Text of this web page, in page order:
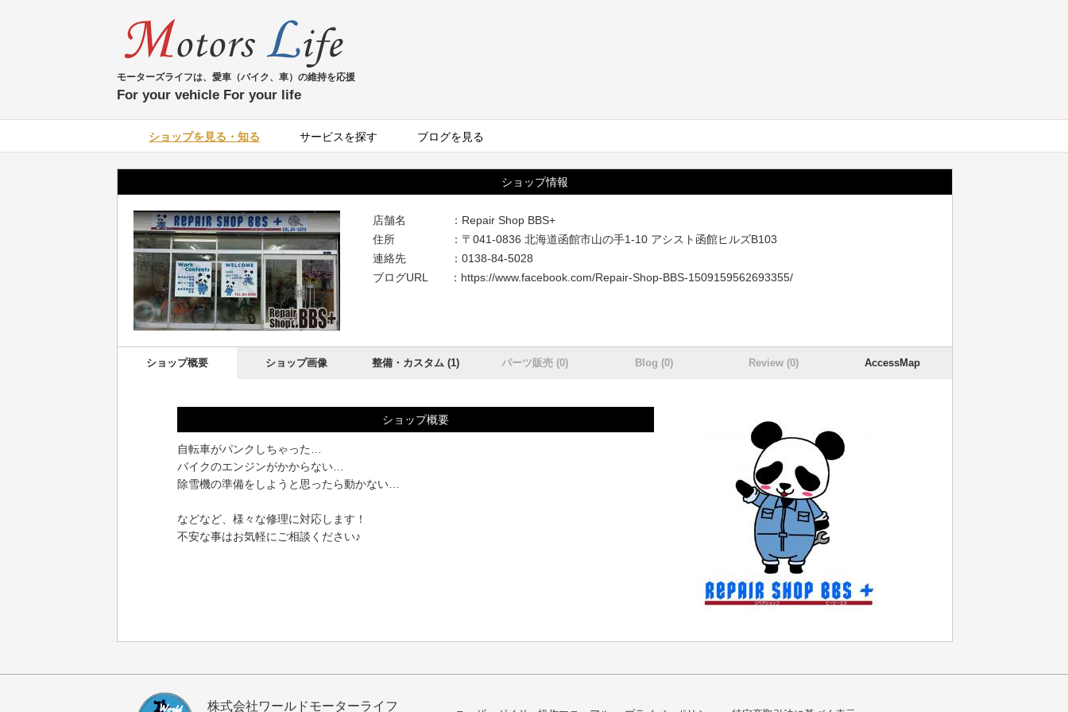
モーターズライフは、愛車（バイク、車）の維持を応援
For your vehicle For your life
ショップを見る・知る サービスを探す ブログを見る
ショップ情報
店舗名 ：Repair Shop BBS+
住所 ：〒041-0836 北海道函館市山の手1-10 アシスト函館ヒルズB103
連絡先 ：0138-84-5028
ブログURL ： https://www.facebook.com/Repair-Shop-BBS-1509159562693355/
ショップ概要 ショップ画像 整備・カスタム (1) パーツ販売 (0) Blog (0) Review (0) AccessMap
ショップ概要
自転車がパンクしちゃった…
バイクのエンジンがかからない…
除雪機の準備をしようと思ったら動かない…
などなど、様々な修理に対応します！
不安な事はお気軽にご相談ください♪
株式会社ワールドモーターライフ